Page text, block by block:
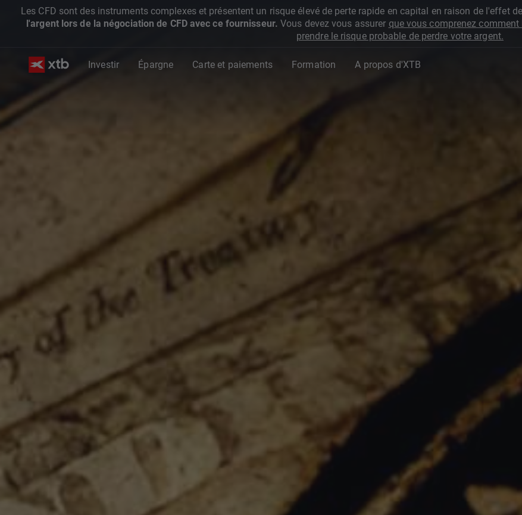
Les CFD sont des instruments complexes et présentent un risque élevé de perte rapide en capital en raison de l'effet
l'argent lors de la négociation de CFD avec ce fournisseur. Vous devez vous assurer que vous comprenez
prendre le risque probable de perdre votre argent.
Investir Épargne Carte et paiements Formation A propos d'XTB